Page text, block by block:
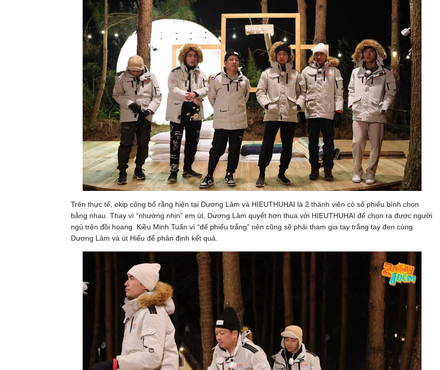
Trên thực tế, ekip công bố rằng hiện tại Dương Lâm và HIEUTHUHAI là 2 thành viên có số phiếu bình chọn
bằng nhau. Thay vì “nhường nhịn” em út, Dương Lâm quyết hơn thua với HIEUTHUHAI để chọn ra được người
ngủ trên đồi hoang. Kiều Minh Tuấn vì “để phiếu trắng” nên cũng sẽ phải tham gia tay trắng tay đen cùng
Dương Lâm và út Hiếu để phân định kết quả.